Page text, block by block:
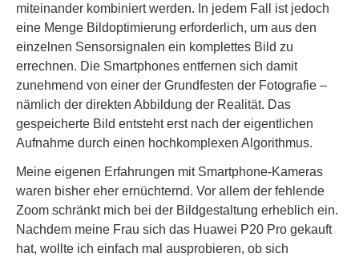
miteinander kombiniert werden. In jedem Fall ist jedoch
eine Menge Bildoptimierung erforderlich, um aus den
einzelnen Sensorsignalen ein komplettes Bild zu
errechnen. Die Smartphones entfernen sich damit
zunehmend von einer der Grundfesten der Fotografie –
nämlich der direkten Abbildung der Realität. Das
gespeicherte Bild entsteht erst nach der eigentlichen
Aufnahme durch einen hochkomplexen Algorithmus.
Meine eigenen Erfahrungen mit Smartphone-Kameras
waren bisher eher ernüchternd. Vor allem der fehlende
Zoom schränkt mich bei der Bildgestaltung erheblich ein.
Nachdem meine Frau sich das Huawei P20 Pro gekauft
hat, wollte ich einfach mal ausprobieren, ob sich